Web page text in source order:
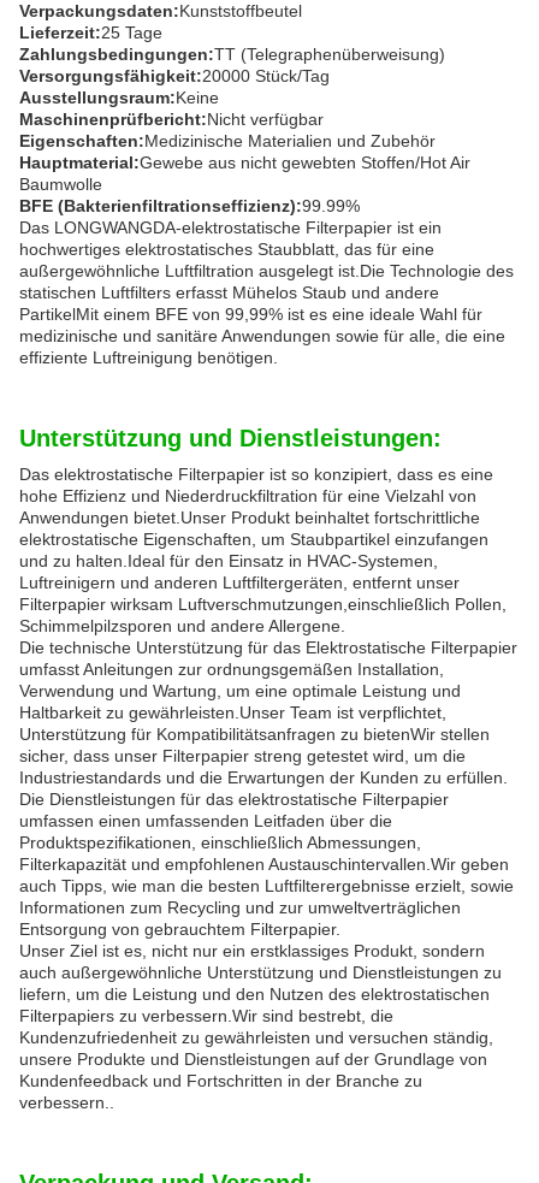
Verpackungsdaten:Kunststoffbeutel
Lieferzeit:25 Tage
Zahlungsbedingungen:TT (Telegraphenüberweisung)
Versorgungsfähigkeit:20000 Stück/Tag
Ausstellungsraum:Keine
Maschinenprüfbericht:Nicht verfügbar
Eigenschaften:Medizinische Materialien und Zubehör
Hauptmaterial:Gewebe aus nicht gewebten Stoffen/Hot Air
Baumwolle
BFE (Bakterienfiltrationseffizienz):99.99%
Das LONGWANGDA-elektrostatische Filterpapier ist ein
hochwertiges elektrostatisches Staubblatt, das für eine
außergewöhnliche Luftfiltration ausgelegt ist.Die Technologie des
statischen Luftfilters erfasst Mühelos Staub und andere
PartikelMit einem BFE von 99,99% ist es eine ideale Wahl für
medizinische und sanitäre Anwendungen sowie für alle, die eine
effiziente Luftreinigung benötigen.
Unterstützung und Dienstleistungen:
Das elektrostatische Filterpapier ist so konzipiert, dass es eine
hohe Effizienz und Niederdruckfiltration für eine Vielzahl von
Anwendungen bietet.Unser Produkt beinhaltet fortschrittliche
elektrostatische Eigenschaften, um Staubpartikel einzufangen
und zu halten.Ideal für den Einsatz in HVAC-Systemen,
Luftreinigern und anderen Luftfiltergeräten, entfernt unser
Filterpapier wirksam Luftverschmutzungen,einschließlich Pollen,
Schimmelpilzsporen und andere Allergene.
Die technische Unterstützung für das Elektrostatische Filterpapier
umfasst Anleitungen zur ordnungsgemäßen Installation,
Verwendung und Wartung, um eine optimale Leistung und
Haltbarkeit zu gewährleisten.Unser Team ist verpflichtet,
Unterstützung für Kompatibilitätsanfragen zu bietenWir stellen
sicher, dass unser Filterpapier streng getestet wird, um die
Industriestandards und die Erwartungen der Kunden zu erfüllen.
Die Dienstleistungen für das elektrostatische Filterpapier
umfassen einen umfassenden Leitfaden über die
Produktspezifikationen, einschließlich Abmessungen,
Filterkapazität und empfohlenen Austauschintervallen.Wir geben
auch Tipps, wie man die besten Luftfilterergebnisse erzielt, sowie
Informationen zum Recycling und zur umweltverträglichen
Entsorgung von gebrauchtem Filterpapier.
Unser Ziel ist es, nicht nur ein erstklassiges Produkt, sondern
auch außergewöhnliche Unterstützung und Dienstleistungen zu
liefern, um die Leistung und den Nutzen des elektrostatischen
Filterpapiers zu verbessern.Wir sind bestrebt, die
Kundenzufriedenheit zu gewährleisten und versuchen ständig,
unsere Produkte und Dienstleistungen auf der Grundlage von
Kundenfeedback und Fortschritten in der Branche zu
verbessern..